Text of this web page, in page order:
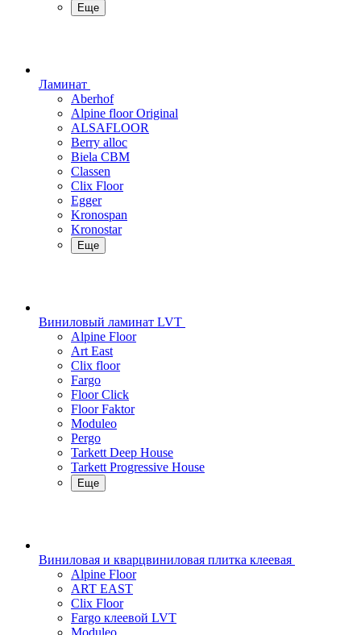
Еще
Ламинат
Aberhof
Alpine floor Original
ALSAFLOOR
Berry alloc
Biela CBM
Classen
Clix Floor
Egger
Kronospan
Kronostar
Еще
Виниловый ламинат LVT
Alpine Floor
Art East
Clix floor
Fargo
Floor Click
Floor Faktor
Moduleo
Pergo
Tarkett Deep House
Tarkett Progressive House
Еще
Виниловая и кварцвиниловая плитка клеевая
Alpine Floor
ART EAST
Clix Floor
Fargo клеевой LVT
Moduleo